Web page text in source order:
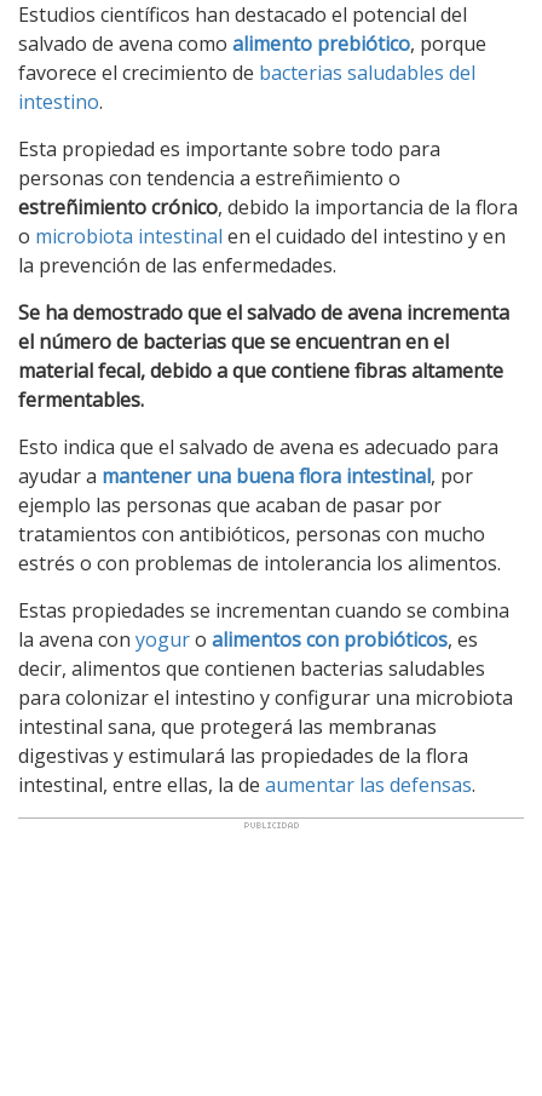
Estudios científicos han destacado el potencial del
salvado de avena como alimento prebiótico, porque
favorece el crecimiento de bacterias saludables del
intestino.
Esta propiedad es importante sobre todo para
personas con tendencia a estreñimiento o
estreñimiento crónico, debido la importancia de la flora
o microbiota intestinal en el cuidado del intestino y en
la prevención de las enfermedades.
Se ha demostrado que el salvado de avena incrementa
el número de bacterias que se encuentran en el
material fecal, debido a que contiene fibras altamente
fermentables.
Esto indica que el salvado de avena es adecuado para
ayudar a mantener una buena flora intestinal, por
ejemplo las personas que acaban de pasar por
tratamientos con antibióticos, personas con mucho
estrés o con problemas de intolerancia los alimentos.
Estas propiedades se incrementan cuando se combina
la avena con yoguro alimentos con probióticos, es
decir, alimentos que contienen bacterias saludables
para colonizar el intestino y configurar una microbiota
intestinal sana, que protegerá las membranas
digestivas y estimulará las propiedades de la flora
intestinal, entre ellas, la de aumentar las defensas.